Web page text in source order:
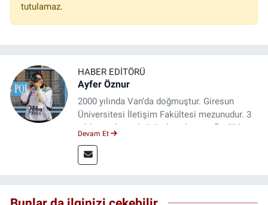
tutulamaz.
HABER EDITÖRÜ
Ayfer Öznur
2000 yılında Van’da doğmuştur. Giresun
Üniversitesi İletişim Fakültesi mezunudur. 3
yıldır medya sektöründe çalışıyor. Özelikle
Devam Et